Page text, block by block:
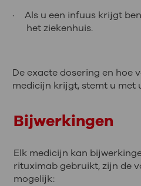
·
Als u een infuus krijgt
het ziekenhuis.
De exacte dosering en hoe
medicijn krijgt, stemt u met
Bijwerkingen
Elk medicijn kan
rituximab gebruikt, zijn de
mogelijk: